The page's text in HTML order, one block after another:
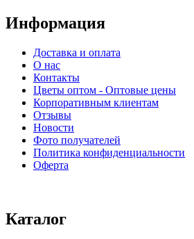
Информация
Доставка и оплата
О нас
Контакты
Цветы оптом - Оптовые цены
Корпоративным клиентам
Отзывы
Новости
Фото получателей
Политика конфиденциальности
Оферта
Каталог